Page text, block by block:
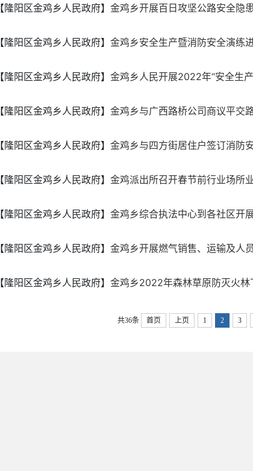
【隆阳区金鸡乡人民政府】 金鸡乡开展百日攻坚公路安全隐
【隆阳区金鸡乡人民政府】 金鸡乡安全生产暨消防安全演练
【隆阳区金鸡乡人民政府】 金鸡乡人民开展2022年“安全生
【隆阳区金鸡乡人民政府】 金鸡乡与广西路桥公司商议平交
【隆阳区金鸡乡人民政府】 金鸡乡与四方街居住户签订消防
【隆阳区金鸡乡人民政府】 金鸡派出所召开春节前行业场所
【隆阳区金鸡乡人民政府】 金鸡乡综合执法中心到各社区开
【隆阳区金鸡乡人民政府】 金鸡乡开展燃气销售、运输及人
【隆阳区金鸡乡人民政府】 金鸡乡2022年森林草原防灭火林
共36条 首页 上页 1 2 3